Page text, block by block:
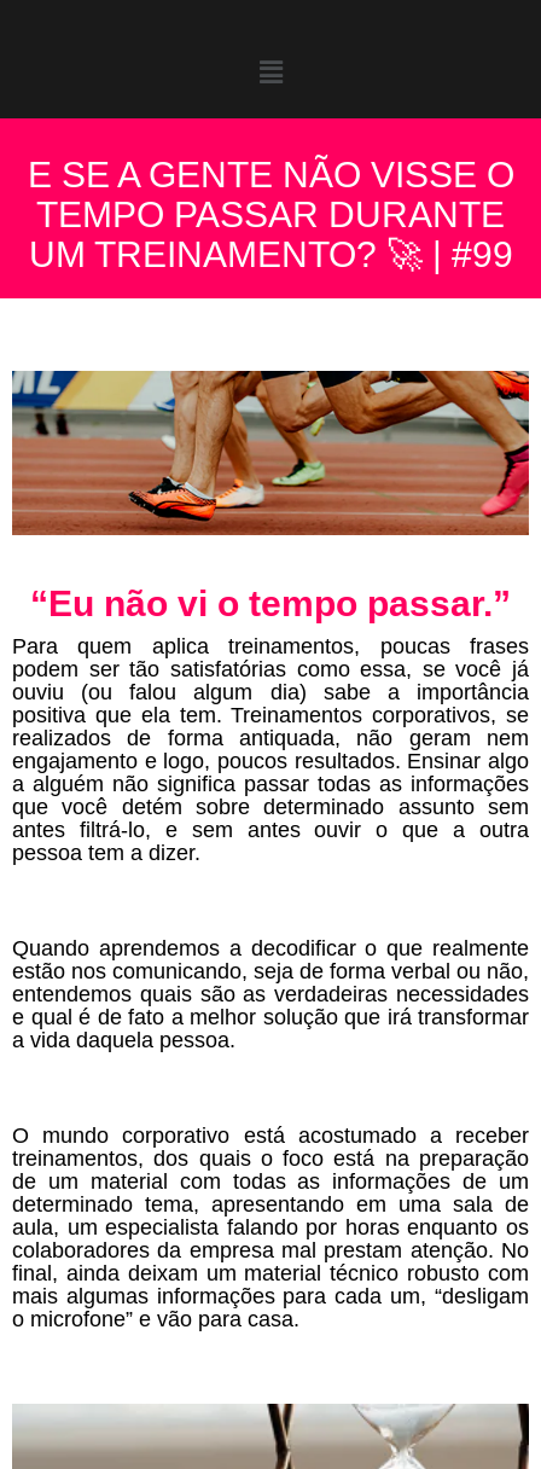
E SE A GENTE NÃO VISSE O
TEMPO PASSAR DURANTE
UM TREINAMENTO? 🚀 | #99
“Eu não vi o tempo passar.”
Para quem aplica treinamentos, poucas frases
podem ser tão satisfatórias como essa, se você já
ouviu (ou falou algum dia) sabe a importância
positiva que ela tem. Treinamentos corporativos, se
realizados de forma antiquada, não geram nem
engajamento e logo, poucos resultados. Ensinar algo
a alguém não significa passar todas as informações
que você detém sobre determinado assunto sem
antes filtrá-lo, e sem antes ouvir o que a outra
pessoa tem a dizer.
Quando aprendemos a decodificar o que realmente
estão nos comunicando, seja de forma verbal ou não,
entendemos quais são as verdadeiras necessidades
e qual é de fato a melhor solução que irá transformar
a vida daquela pessoa.
O mundo corporativo está acostumado a receber
treinamentos, dos quais o foco está na preparação
de um material com todas as informações de um
determinado tema, apresentando em uma sala de
aula, um especialista falando por horas enquanto os
colaboradores da empresa mal prestam atenção. No
final, ainda deixam um material técnico robusto com
mais algumas informações para cada um, “desligam
o microfone” e vão para casa.